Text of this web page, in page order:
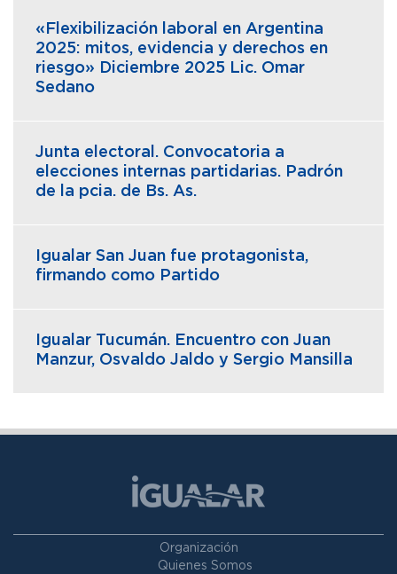
«Flexibilización laboral en Argentina
2025: mitos, evidencia y derechos en
riesgo» Diciembre 2025 Lic. Omar
Sedano
Junta electoral. Convocatoria a
elecciones internas partidarias. Padrón
de la pcia. de Bs. As.
Igualar San Juan fue protagonista,
firmando como Partido
Igualar Tucumán. Encuentro con Juan
Manzur, Osvaldo Jaldo y Sergio Mansilla
Organización
Quienes Somos